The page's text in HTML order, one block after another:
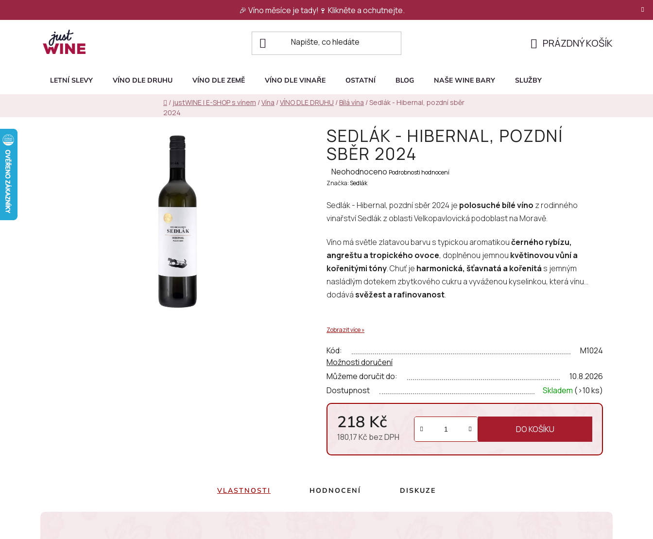
🎉 Víno měsíce je tady!🍷 Klikněte a ochutnejte.
KOŠÍK
PRÁZDNÝ KOŠÍK
LETNÍ SLEVY VÍNO DLE DRUHU VÍNO DLE ZEMĚ VÍNO DLE VINAŘE OSTATNÍ BLOG NAŠE WINE BARY SLUŽBY
Domů
/ justWINE | E-SHOP s vínem /Vína /VÍNO DLE DRUHU / Bílá vína /Sedlák - Hibernal, pozdní sběr
2024
SEDLÁK - HIBERNAL, POZDNÍ
SBĚR 2024
Průměrné
hodnocení
je
0,0
z
hvězdiček.
Neohodnoceno Podrobnosti hodnocení
Značka:Sedlák
Sedlák - Hibernal, pozdní sběr 2024 je polosuché bílé víno z rodinného
vinařství Sedlák z oblasti Velkopavlovická podoblast na Moravě.
Víno má světle zlatavou barvu s typickou aromatikoučerného rybízu,
angreštu a tropického ovoce, doplněnou jemnou květinovou vůní a
kořenitými tóny. Chuť je harmonická, šťavnatá a kořenitá s jemným
nasládlým dotekem zbytkového cukru a vyváženou kyselinkou, která vínu
dodávásvěžest a rafinovanost.
Zobrazit více »
Dostupnost Skladem (>10 ks)
Můžeme doručit do: 10.8.2026
Možnosti doručení
Kód: M1024
218 Kč
180,17 Kč bez DPH
Měrná cena:
DO KOŠÍKU
VLASTNOSTI HODNOCENÍ DISKUZE